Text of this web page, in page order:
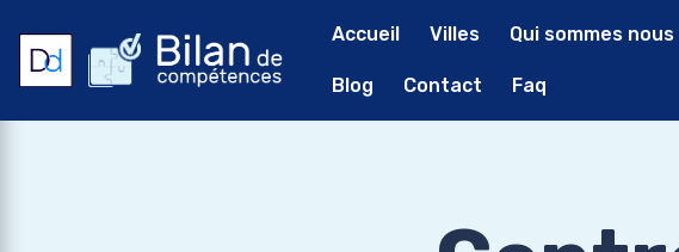
Accueil Villes Qui sommes nous
Blog Contact Faq